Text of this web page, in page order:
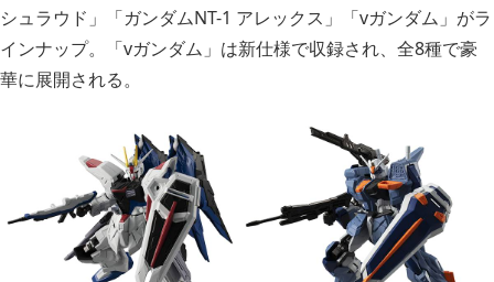
シュラウド」「ガンダムNT-1 アレックス」「vガンダム」がラ
インナップ。「vガンダム」は新仕様で収録され、全8種で豪
華に展開される。